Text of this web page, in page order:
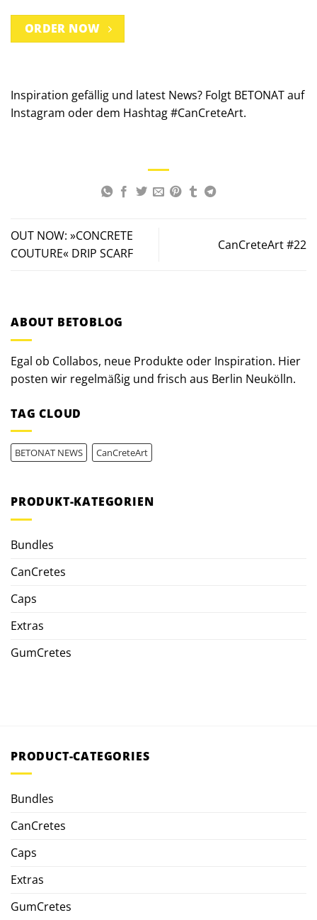
ORDER NOW
Inspiration gefällig und latest News? Folgt BETONATauf
Instagram oder dem Hashtag #CanCreteArt.
OUT NOW: »CONCRETE
COUTURE« DRIP SCARF
CanCreteArt #22
ABOUT BETOBLOG
Egal ob Collabos, neue Produkte oder Inspiration. Hier
posten wir regelmäßig und frisch aus Berlin Neukölln.
TAG CLOUD
BETONAT NEWS CanCreteArt
PRODUKT-KATEGORIEN
Bundles
CanCretes
Caps
Extras
GumCretes
PRODUCT-CATEGORIES
Bundles
CanCretes
Caps
Extras
GumCretes